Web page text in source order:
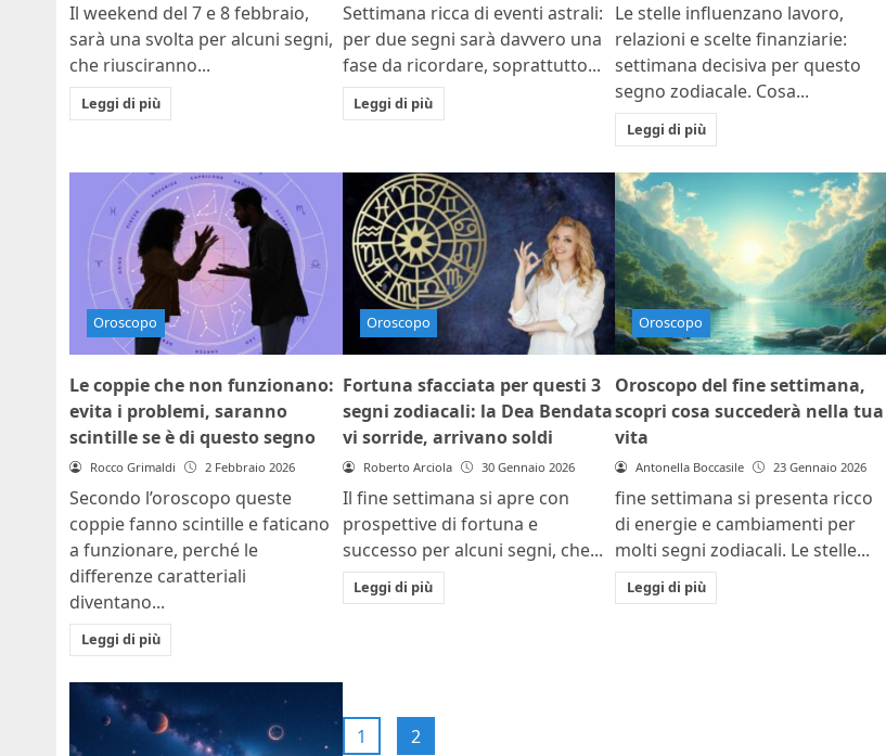
Il weekend del 7 e 8 febbraio,
sarà una svolta per alcuni segni,
che riusciranno...
Leggi di più
Settimana ricca di eventi astrali:
per due segni sarà davvero una
fase da ricordare, soprattutto...
Leggi di più
Le stelle influenzano lavoro,
relazioni e scelte finanziarie:
settimana decisiva per questo
segno zodiacale. Cosa...
Leggi di più
Oroscopo
Le coppie che non funzionano:
evita i problemi, saranno
scintille se è di questo segno
Rocco Grimaldi 2 Febbraio 2026
Secondo l’oroscopo queste
coppie fanno scintille e faticano
a funzionare, perché le
differenze caratteriali
diventano...
Leggi di più
Oroscopo
Fortuna sfacciata per questi 3
segni zodiacali: la Dea Bendata
vi sorride, arrivano soldi
Roberto Arciola 30 Gennaio 2026
Il fine settimana si apre con
prospettive di fortuna e
successo per alcuni segni, che...
Leggi di più
Oroscopo
Oroscopo del fine settimana,
scopri cosa succederà nella tua
vita
Antonella Boccasile 23 Gennaio 2026
fine settimana si presenta ricco
di energie e cambiamenti per
molti segni zodiacali. Le stelle...
Leggi di più
1 2